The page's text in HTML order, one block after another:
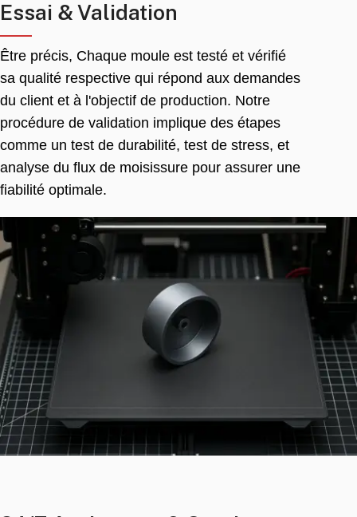
Essai & Validation
Être précis, Chaque moule est testé et vérifié
sa qualité respective qui répond aux demandes
du client et à l'objectif de production. Notre
procédure de validation implique des étapes
comme un test de durabilité, test de stress, et
analyse du flux de moisissure pour assurer une
fiabilité optimale.